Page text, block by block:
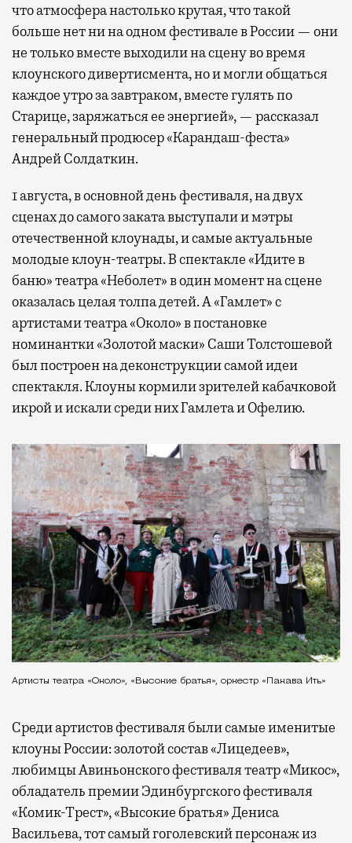
что атмосфера настолько крутая, что такой
больше нет ни на одном фестивале в России — они
не только вместе выходили на сцену во время
клоунского дивертисмента, но и могли общаться
каждое утро за завтраком, вместе гулять по
Старице, заряжаться ее энергией», — рассказал
генеральный продюсер «Карандаш-феста»
Андрей Солдаткин.
1 августа, в основной день фестиваля, на двух
сценах до самого заката выступали и мэтры
отечественной клоунады, и самые актуальные
молодые клоун-театры. В спектакле «Идите в
баню» театра «Неболет» в один момент на сцене
оказалась целая толпа детей. А «Гамлет» с
артистами театра «Около» в постановке
номинантки «Золотой маски» Саши Толстошевой
был построен на деконструкции самой идеи
спектакля. Клоуны кормили зрителей кабачковой
икрой и искали среди них Гамлета и Офелию.
Артисты театра «Около», «Высокие братья», оркестр «Пакава Ить»
Среди артистов фестиваля были самые именитые
клоуны России: золотой состав «Лицедеев»,
любимцы Авиньонского фестиваля театр «Микос»,
обладатель премии Эдинбургского фестиваля
«Комик-Трест», «Высокие братья» Дениса
Васильева, тот самый гоголевский персонаж из